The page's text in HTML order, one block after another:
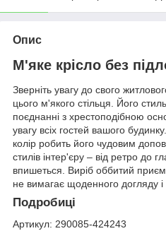
Опис
М'яке крісло без
Зверніть увагу до свого
цього м'якого стільця. Його
поєднанні з хрестоподібною
увагу всіх гостей вашого
колір робить його чудовим
стилів інтер'єру – від ретро до
впишеться. Виріб оббитий
не вимагає щоденного догляду і
Подробиці
Артикул: 290085-424243